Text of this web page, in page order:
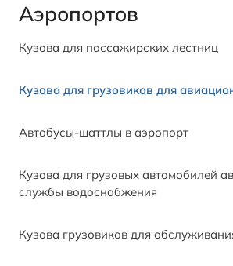
Аэропортов
Кузова для пассажирских лестниц
Кузова для грузовиков для
Автобусы-шаттлы в аэропорт
Кузова для грузовых автомобилей
службы водоснабжения
Кузова грузовиков для